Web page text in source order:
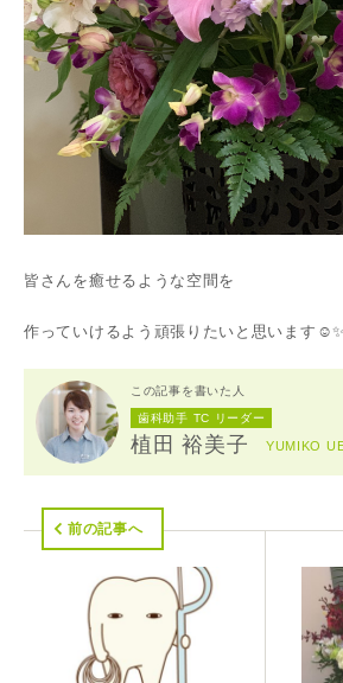
皆さんを癒せるような空間を
作っていけるよう頑張りたいと思います☺️✨
この記事を書いた人
歯科助手 TC リーダー
植田 裕美子 YUMIKO
前の記事へ